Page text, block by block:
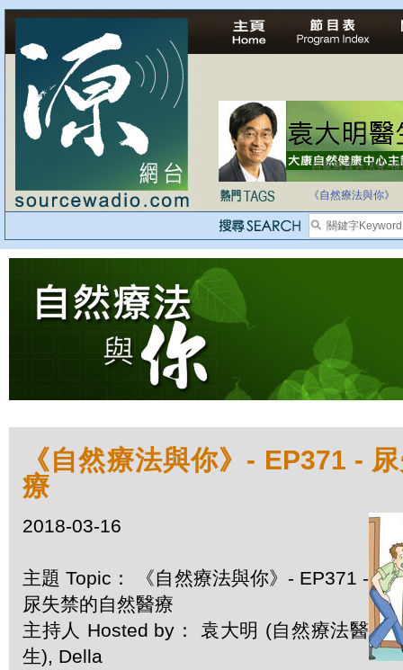
自家教育合法化-
《自然療法與你》
《自然療法與你》- EP371 -
療
2018-03-16
主題 Topic： 《自然療法與你》- EP371 -
尿失禁的自然醫療
主持人 Hosted by： 袁大明 (自然療法醫
生), Della